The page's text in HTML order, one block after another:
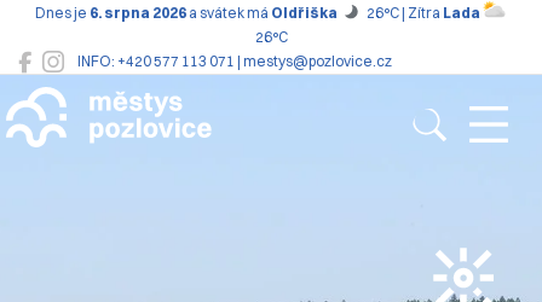
INFO: +420 577 113 071 | mestys@pozlovice.cz
Dnes je 6. srpna 2026 a svátek má Oldřiška 26°C | Zítra Lada
26°C
Pozlovice